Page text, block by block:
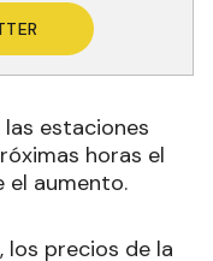
estaciones
horas el
el aumento.
los precios de la